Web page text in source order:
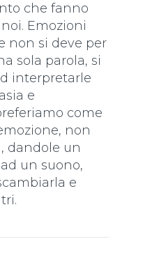
che fanno
Emozioni
non si deve per
sola parola, si
interpretarle
e
come
non
dandole un
un suono,
e